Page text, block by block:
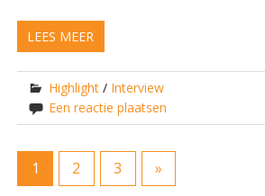
LEES MEER
Highlight / Interview
Een reactie plaatsen
1 2 3 »